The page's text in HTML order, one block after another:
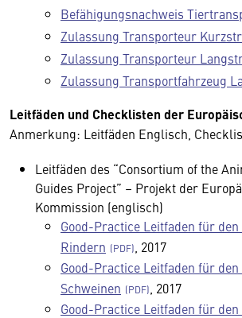
Befähigungsnachweis
Zulassung Transporteur
Zulassung Transporteur
Zulassung Transportfahrzeug
Leitfäden und Checklisten der
Anmerkung: Leitfäden Englisch,
Leitfäden des “Consortium of the
Guides Project” – Projekt der
Kommission (englisch)
Good-Practice Leitfaden für
Rindern
, 2017
Good-Practice Leitfaden für
Schweinen
, 2017
Good-Practice Leitfaden für